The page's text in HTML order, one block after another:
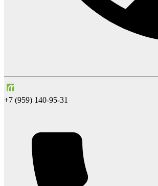
+7 (959) 140-95-31